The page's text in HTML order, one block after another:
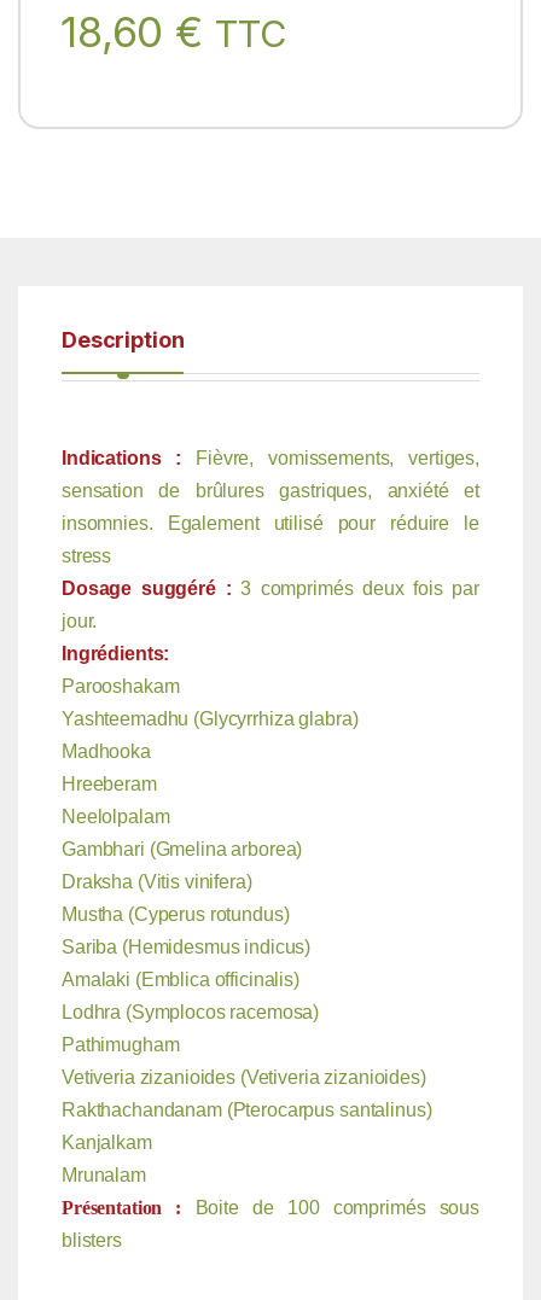
18,60 € TTC
Description
Indications :
Fièvre, vomissements, vertiges,
sensation de brûlures gastriques, anxiété et
insomnies. Egalement utilisé pour réduire le
stress
Dosage suggéré :3 comprimés deux fois par
jour.
Ingrédients:
Parooshakam
Yashteemadhu (Glycyrrhiza glabra)
Madhooka
Hreeberam
Neelolpalam
Gambhari (Gmelina arborea)
Draksha (Vitis vinifera)
Mustha (Cyperus rotundus)
Sariba (Hemidesmus indicus)
Amalaki (Emblica officinalis)
Lodhra (Symplocos racemosa)
Pathimugham
Vetiveria zizanioides (Vetiveria zizanioides)
Rakthachandanam (Pterocarpus santalinus)
Kanjalkam
Mrunalam
Présentation :
Boite de 100 comprimés sous
blisters